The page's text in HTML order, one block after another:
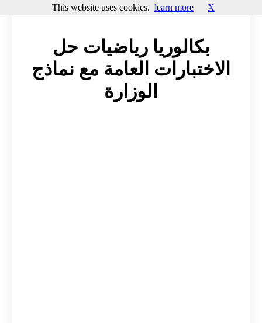
بكالوريا رياضيات حل
الاختبارات العامة مع نماذج
الوزارة
This website uses cookies. learn more X